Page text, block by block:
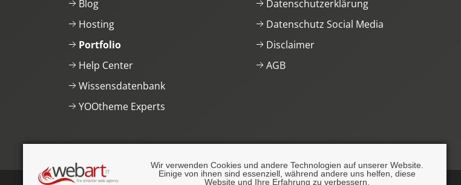
Wir verwenden Cookies und andere Technologien auf unserer Website.
Einige von ihnen sind essenziell, während andere uns helfen, diese
Website und Ihre Erfahrung zu verbessern.
Blog
Hosting
Portfolio
Help Center
Wissensdatenbank
YOOtheme Experts
Datenschutzerklärung
Datenschutz Social Media
Disclaimer
AGB